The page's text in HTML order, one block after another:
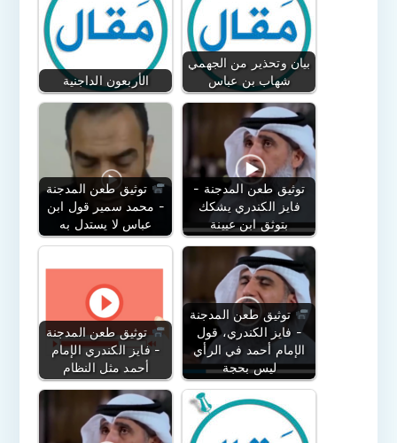
الأربعون الداجنية
بيان وتحذير من الجهمي
شهاب بن عباس
توثيق طعن المدجنة
- محمد سمير قول ابن
عباس لا يستدل به
توثيق طعن المدجنة -
فايز الكندري يشكك
بتوثق ابن عيينة
توثيق طعن المدجنة
- فايز الكندري الإمام
أحمد مثل النظام
توثيق طعن المدجنة
- فايز الكندري، قول
الإمام أحمد في الرأي
ليس بحجة